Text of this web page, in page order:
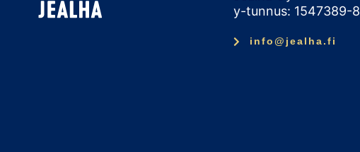
y-tunnus: 1547389-8
info@jealha.fi